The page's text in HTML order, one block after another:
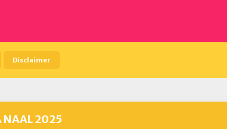
Disclaimer
NAAL 2025